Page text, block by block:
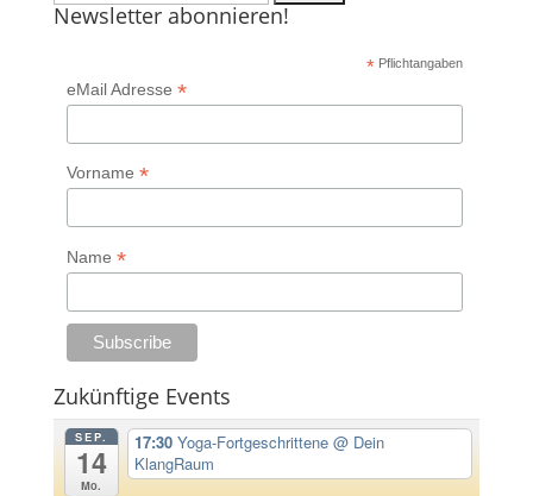
nach:
Newsletter abonnieren!
* Pflichtangaben
eMail Adresse *
Vorname *
Name *
Zukünftige Events
SEP.
14
Mo.
17:30Yoga-Fortgeschrittene@ Dein
KlangRaum